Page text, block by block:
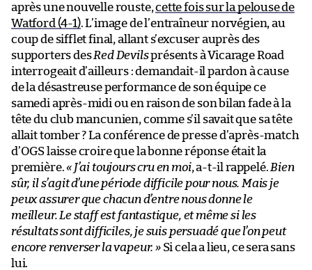
après une nouvelle rouste,cette fois sur la pelouse de
Watford (4-1). L’image de l’entraîneur norvégien, au
coup de sifflet final, allant s’excuser auprès des
supporters desRed Devilsprésents à Vicarage Road
interrogeait d’ailleurs : demandait-il pardon à cause
de la désastreuse performance de son équipe ce
samedi après-midi ou en raison de son bilan fade à la
tête du club mancunien, comme s’il savait que sa tête
allait tomber ? La conférence de presse d’après-match
d’OGS laisse croire que la bonne réponse était la
première.« J’ai toujours cru en moi, a-t-il rappelé. Bien
sûr, il s’agit d’une période difficile pour nous. Mais je
peux assurer que chacun d’entre nous donne le
meilleur. Le staff est fantastique, et même si les
résultats sont difficiles, je suis persuadé que l’on peut
encore renverser la vapeur. »Si cela a lieu, ce sera sans
lui.